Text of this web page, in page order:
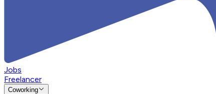
Jobs
Freelancer
Coworking